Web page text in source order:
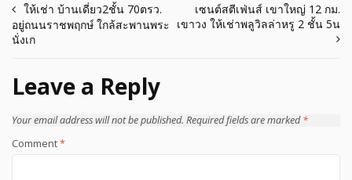
Post
navigation
ให้เช่า บ้านเดี่ยว2ชั้น 70ตรว.
อยู่ถนนราชพฤกษ์ ใกล้สะพานพระ
นั่งเก
เซนต์สตีเฟ่นส์ เขาใหญ่ 12 กม.
เขาวง ให้เช่าพลูวิลล่าหรู 2 ชั้น 5น
Leave a Reply
Your email address will not be published. Required fields are marked*
Comment*